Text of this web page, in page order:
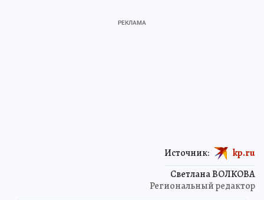
Светлана ВОЛКОВА
Региональный редактор
Источник: kp.ru